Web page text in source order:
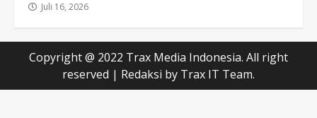
Juli 16, 2026
Copyright @ 2022 Trax Media Indonesia. All right
reserved | Redaksi by Trax IT Team.